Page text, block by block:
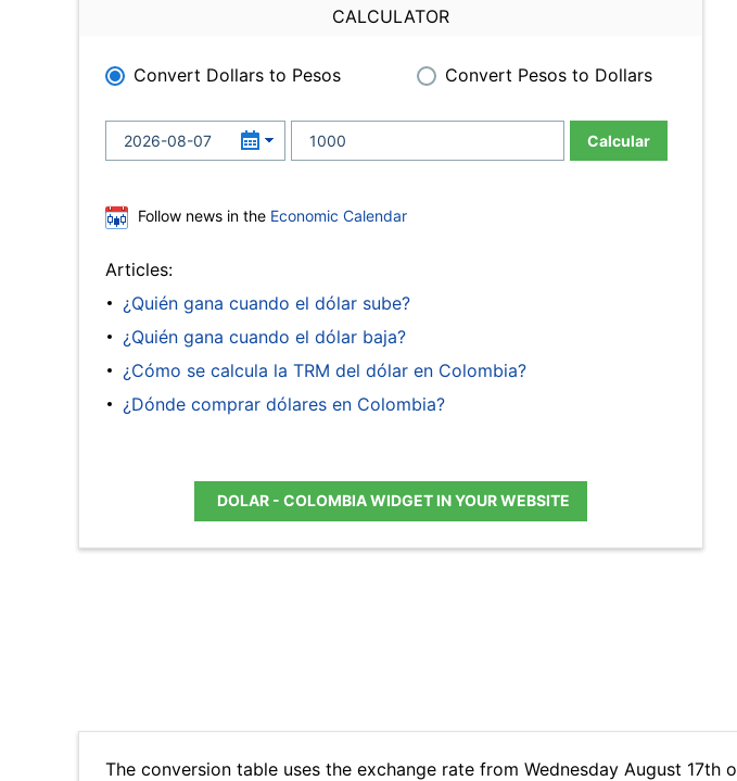
CALCULATOR
Convert Dollars to Pesos Convert Pesos to Dollars
Calcular
Follow news in the Economic Calendar
Articles:
¿Quién gana cuando el dólar sube?
¿Quién gana cuando el dólar baja?
¿Cómo se calcula la TRM del dólar en Colombia?
¿Dónde comprar dólares en Colombia?
DOLAR - COLOMBIA WIDGET IN YOUR WEBSITE
The conversion table uses the exchange rate from Wednesday August